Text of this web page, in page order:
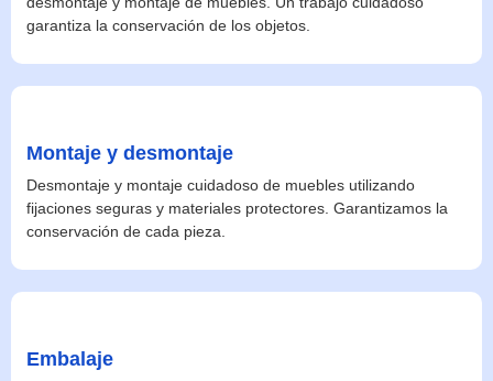
garantiza la conservación de los objetos.
Montaje y desmontaje
Desmontaje y montaje cuidadoso de muebles utilizando
fijaciones seguras y materiales protectores. Garantizamos la
conservación de cada pieza.
Embalaje